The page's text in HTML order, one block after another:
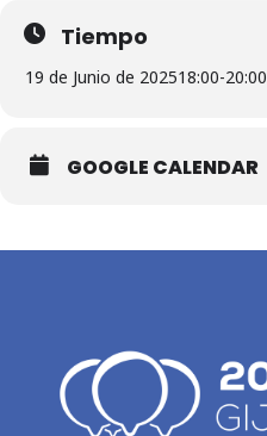
Tiempo
19 de Junio de 202518:00-20:00
GOOGLE CALENDAR